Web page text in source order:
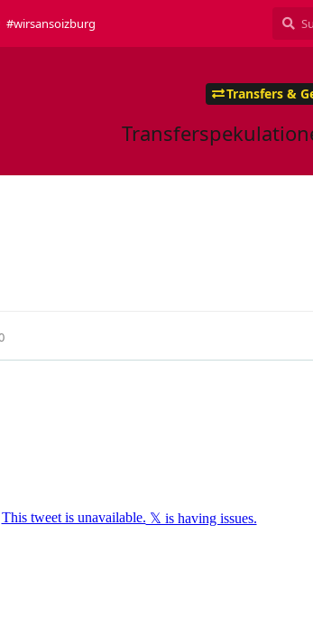
#wirsansoizburg
Transfers &